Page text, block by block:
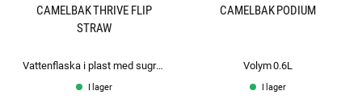
CAMELBAK THRIVE FLIP
STRAW
Vattenflaska i plast med sugrör: 1.0L
I lager
CAMELBAK PODIUM
Volym 0.6L
I lager